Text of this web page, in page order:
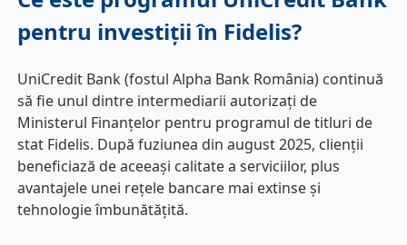
pentru investiții în Fidelis?
UniCredit Bank (fostul Alpha Bank România) continuă
să fie unul dintre intermediarii autorizați de
Ministerul Finanțelor pentru programul de titluri de
stat Fidelis. După fuziunea din august 2025, clienții
beneficiază de aceeași calitate a serviciilor, plus
avantajele unei rețele bancare mai extinse și
tehnologie îmbunătățită.